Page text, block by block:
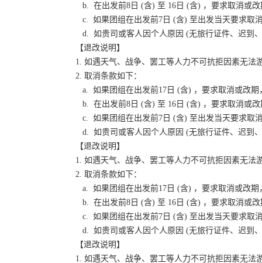
b. 在出发前8日 (含) 至 16日 (含) ，要求取消或
c. 如果团组在出发前7日 (含) 至出发当天要求取
d. 如贵司或客人因个人原因 (无旅行证件、迟到
【退改说明】
1. 如遇天气、战争、罢工等人力不可抗拒因素无
2. 取消条款如下：
a. 如果团组在出发前17日 (含) ，要求取消或改
b. 在出发前8日 (含) 至 16日 (含) ，要求取消或
c. 如果团组在出发前7日 (含) 至出发当天要求取
d. 如贵司或客人因个人原因 (无旅行证件、迟到
【退改说明】
1. 如遇天气、战争、罢工等人力不可抗拒因素无
2. 取消条款如下：
a. 如果团组在出发前17日 (含) ，要求取消或改
b. 在出发前8日 (含) 至 16日 (含) ，要求取消或
c. 如果团组在出发前7日 (含) 至出发当天要求取
d. 如贵司或客人因个人原因 (无旅行证件、迟到
【退改说明】
1. 如遇天气、战争、罢工等人力不可抗拒因素无